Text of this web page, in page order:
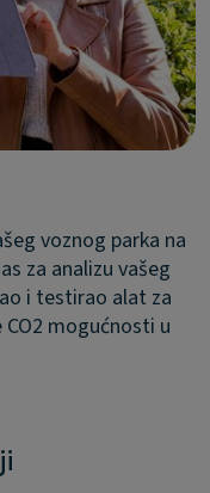
voznog parka na
za analizu vašeg
i testirao alat za
mogućnosti u